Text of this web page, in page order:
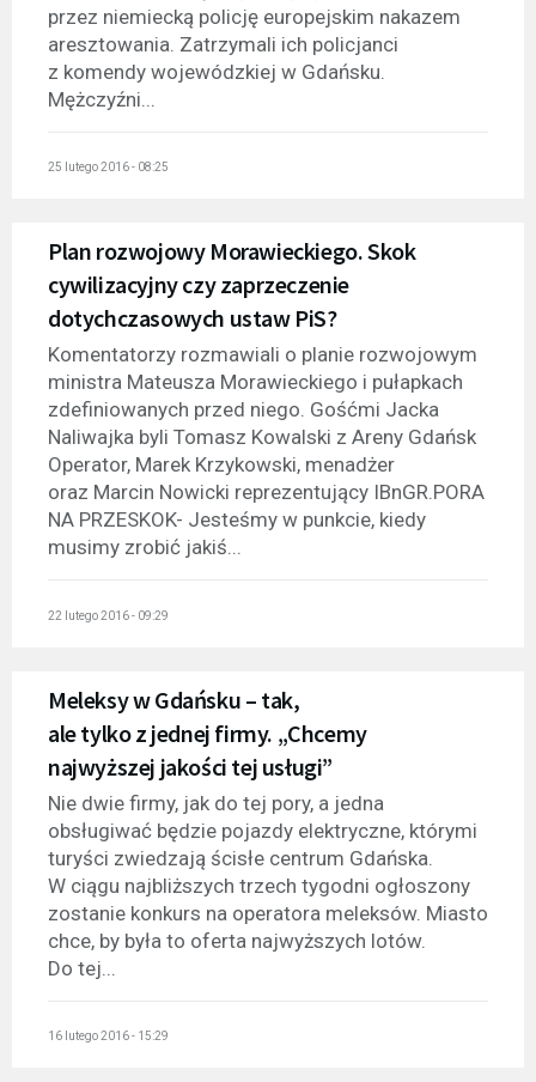
przez niemiecką policję europejskim nakazem
aresztowania. Zatrzymali ich policjanci
z komendy wojewódzkiej w Gdańsku.
Mężczyźni...
25 lutego 2016 - 08:25
Plan rozwojowy Morawieckiego. Skok
cywilizacyjny czy zaprzeczenie
dotychczasowych ustaw PiS?
Komentatorzy rozmawiali o planie rozwojowym
ministra Mateusza Morawieckiego i pułapkach
zdefiniowanych przed niego. Gośćmi Jacka
Naliwajka byli Tomasz Kowalski z Areny Gdańsk
Operator, Marek Krzykowski, menadżer
oraz Marcin Nowicki reprezentujący IBnGR.PORA
NA PRZESKOK- Jesteśmy w punkcie, kiedy
musimy zrobić jakiś...
22 lutego 2016 - 09:29
Meleksy w Gdańsku – tak,
ale tylko z jednej firmy. „Chcemy
najwyższej jakości tej usługi”
Nie dwie firmy, jak do tej pory, a jedna
obsługiwać będzie pojazdy elektryczne, którymi
turyści zwiedzają ścisłe centrum Gdańska.
W ciągu najbliższych trzech tygodni ogłoszony
zostanie konkurs na operatora meleksów. Miasto
chce, by była to oferta najwyższych lotów.
Do tej...
16 lutego 2016 - 15:29